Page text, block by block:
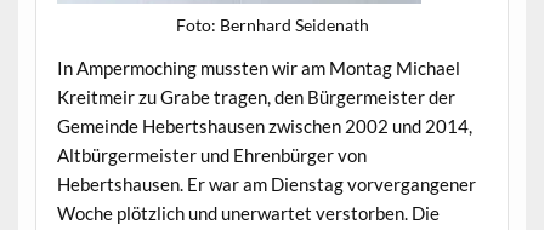
Foto: Bern­hard Seidenath
In Amper­moching mussten wir am Mon­tag Michael
Kre­it­meir zu Grabe tra­gen, den Bürg­er­meis­ter der
Gemeinde Hebertshausen zwis­chen 2002 und 2014,
Alt­bürg­er­meis­ter und Ehren­bürg­er von
Hebertshausen. Er war am Dien­stag vorver­gan­gener
Woche plöt­zlich und uner­wartet ver­stor­ben. Die